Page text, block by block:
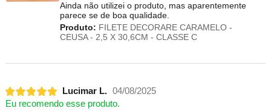
Ainda não utilizei o produto, mas aparentemente
parece se de boa qualidade.
Produto: FILETE DECORARE CARAMELO -
CEUSA - 2,5 X 30,6CM - CLASSE C
Lucimar L. 04/08/2025
Eu recomendo esse produto.